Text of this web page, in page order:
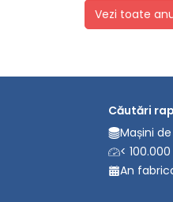
Vezi toate
Căutări
Mașini
<
An